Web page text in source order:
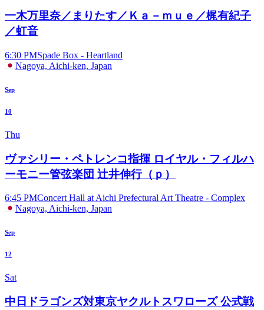
一木万里奈／まりたす／Ｋａ－ｍｕｅ／梶有紀子
／虹音
6:30 PMSpade Box - Heartland
Nagoya, Aichi-ken, Japan
Sep
10
Thu
ヴァシリー・ペトレンコ指揮 ロイヤル・フィルハ
ーモニー管弦楽団 辻井伸行（ｐ）
6:45 PMConcert Hall at Aichi Prefectural Art Theatre - Complex
Nagoya, Aichi-ken, Japan
Sep
12
Sat
中日ドラゴンズ対東京ヤクルトスワローズ 公式戦